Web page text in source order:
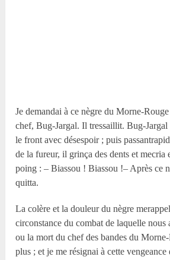
Je demandai à ce nègre du Morne-
chef, Bug-Jargal. Il tressaillit. Bug-
le front avec désespoir ; puis
de la fureur, il grinça des dents et mecria
poing : – Biassou ! Biassou !– Après ce
quitta.
La colère et la douleur du nègre
circonstance du combat de laquelle
ou la mort du chef des bandes du
plus ; et je me résignai à cette